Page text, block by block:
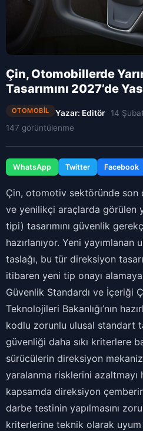
Çin, Otomobillerde
Tasarımını 2027’de
OTOMOBIL Yazar: Editör
14
147 görüntülenme
WhatsApp Twitter Facebook
Çin, otomotiv sektöründe son
ve yenilikçi araçlarda görülen
tipi) tasarımını güvenlik
hazırlanıyor. Yeni yayımlanan
taslağı, bu tür direksiyon
itibaren yeni tip onayı
Güvenlik Standardı ve İçeriği
Teknolojileri Bakanlığı’nın
kodlu zorunlu ulusal standart
güvenliği daha sıkı kriterlere
sürücülerin direksiyon
yaralanma risklerini
kapsamda direksiyon
darbe testinin yapılmasını
kriterlerine teknik olarak uyum